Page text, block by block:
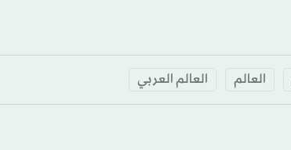
العالم العالم العربي